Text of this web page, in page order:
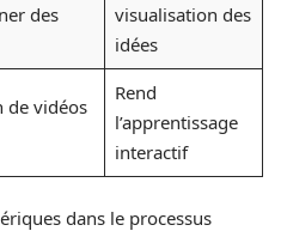
des
visualisation des
idées
de vidéos
Rend
l’apprentissage
interactif
dans le processus